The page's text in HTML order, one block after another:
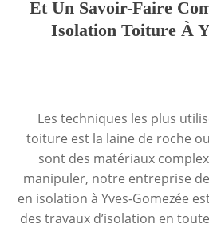
Et Un Savoir-Faire
Isolation Toiture À
Les techniques les plus
toiture est la laine de roche
sont des matériaux
manipuler, notre entreprise
en isolation à Yves-Gomezée
des travaux d’isolation en